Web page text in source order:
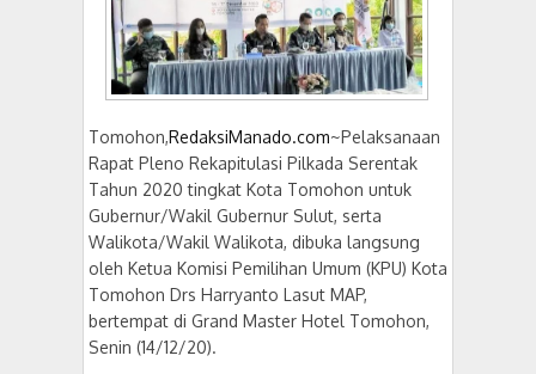
Tomohon,RedaksiManado.com~Pelaksanaan
Rapat Pleno Rekapitulasi Pilkada Serentak
Tahun 2020 tingkat Kota Tomohon untuk
Gubernur/Wakil Gubernur Sulut, serta
Walikota/Wakil Walikota, dibuka langsung
oleh Ketua Komisi Pemilihan Umum (KPU) Kota
Tomohon Drs Harryanto Lasut MAP,
bertempat di Grand Master Hotel Tomohon,
Senin (14/12/20).